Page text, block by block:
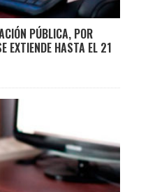
PÚBLICA, POR
EXTIENDE HASTA EL 21